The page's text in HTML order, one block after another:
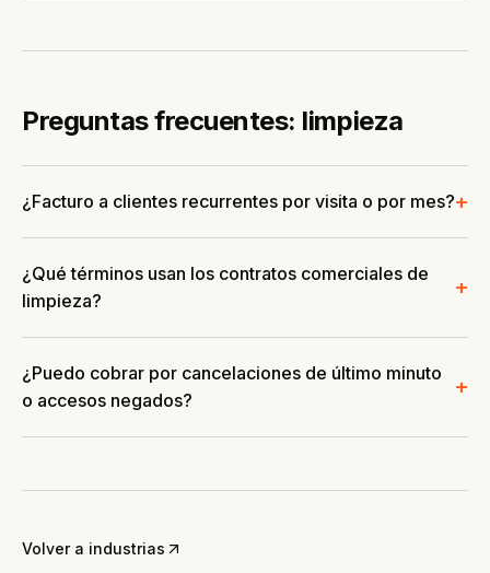
Preguntas frecuentes: limpieza
¿Facturo a clientes recurrentes por visita o por mes?+
¿Qué términos usan los contratos comerciales de
limpieza?
+
¿Puedo cobrar por cancelaciones de último minuto
o accesos negados?
+
Volver a industrias